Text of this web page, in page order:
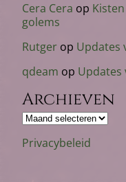
Cera Cera op
golems
Rutger op Updates
qdeam op Updates
Archieven
Archieven
Privacybeleid